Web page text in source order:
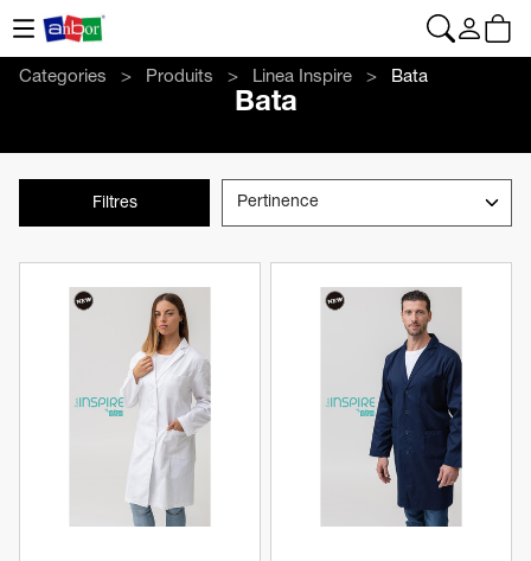
Categories Produits Linea Inspire Bata
Bata
Filtres
Voir le produit Voir le produit